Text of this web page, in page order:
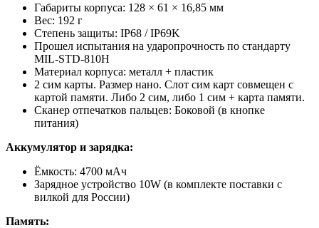
Габариты корпуса: 128 × 61 × 16,85 мм
Вес: 192 г
Степень защиты: IP68 / IP69K
Прошел испытания на ударопрочность по стандарту
MIL-STD-810H
Материал корпуса: металл + пластик
2 сим карты. Размер нано. Слот сим карт совмещен с
картой памяти. Либо 2 сим, либо 1 сим + карта памяти.
Сканер отпечатков пальцев: Боковой (в кнопке
питания)
Аккумулятор и зарядка:
Ёмкость: 4700 мАч
Зарядное устройство 10W (в комплекте поставки с
вилкой для России)
Память: